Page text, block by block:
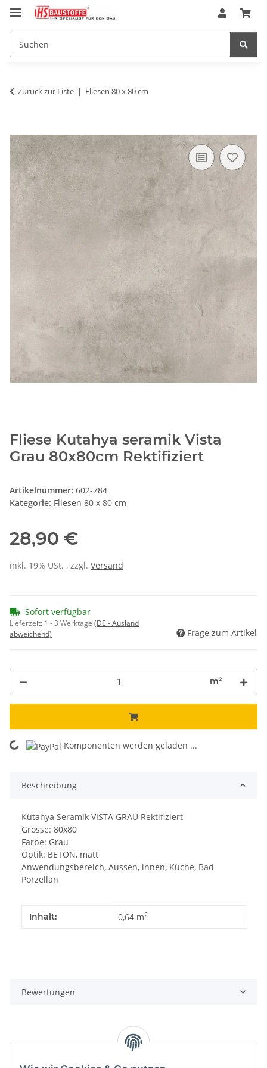
Zurück zur Liste Fliesen 80 x 80 cm
Fliese Kutahya seramik Vista
Grau 80x80cm Rektifiziert
Artikelnummer: 602-784
Kategorie: Fliesen 80 x 80 cm
28,90 €
inkl. 19% USt. , zzgl. Versand
Sofort verfügbar
Lieferzeit: 1 - 3 Werktage (DE - Ausland
abweichend)
Frage zum Artikel
m²
Loading... Komponenten werden geladen ...
Beschreibung
Kütahya Seramik VISTA GRAU Rektifiziert
Grösse: 80x80
Farbe: Grau
Optik: BETON, matt
Anwendungsbereich, Aussen, innen, Küche, Bad
Porzellan
Produkteigenschaft
Wert
Inhalt: 0,64 m2
Bewertungen